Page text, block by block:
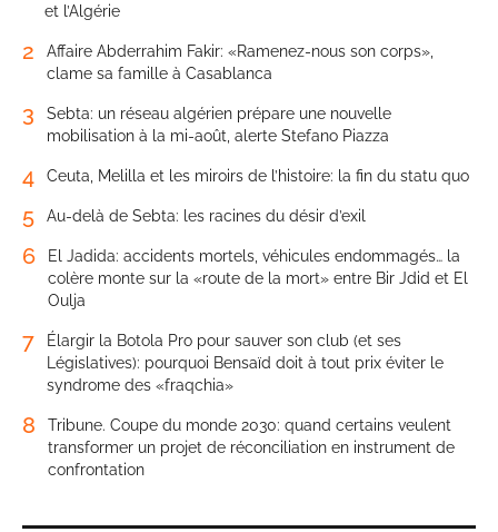
et l’Algérie
2
Affaire Abderrahim Fakir: «Ramenez-nous son corps»,
clame sa famille à Casablanca
3
Sebta: un réseau algérien prépare une nouvelle
mobilisation à la mi-août, alerte Stefano Piazza
4 Ceuta, Melilla et les miroirs de l’histoire: la fin du statu quo
5 Au-delà de Sebta: les racines du désir d’exil
6
El Jadida: accidents mortels, véhicules endommagés… la
colère monte sur la «route de la mort» entre Bir Jdid et El
Oulja
7
Élargir la Botola Pro pour sauver son club (et ses
Législatives): pourquoi Bensaïd doit à tout prix éviter le
syndrome des «fraqchia»
8
Tribune. Coupe du monde 2030: quand certains veulent
transformer un projet de réconciliation en instrument de
confrontation